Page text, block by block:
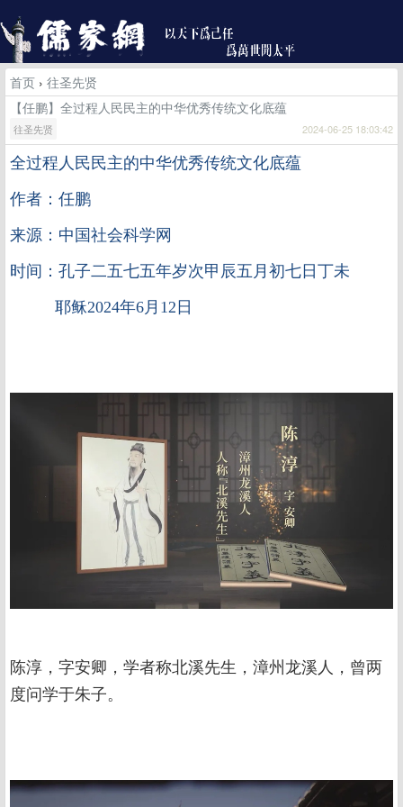
首页 › 往圣先贤
【任鹏】全过程人民民主的中华优秀传统文化底蕴
往圣先贤 2024-06-25 18:03:42
全过程人民民主的中华优秀传统文化底蕴
作者：任鹏
来源：中国社会科学网
时间：孔子二五七五年岁次甲辰五月初七日丁未
耶稣2024年6月12日
陈淳，字安卿，学者称北溪先生，漳州龙溪人，曾两
度问学于朱子。